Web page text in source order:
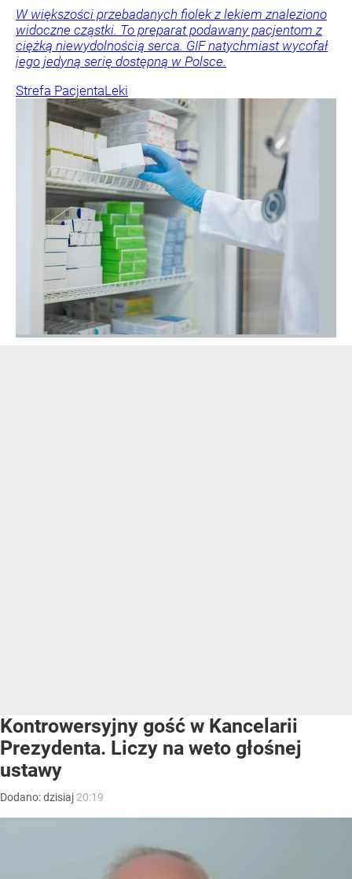
W większości przebadanych fiolek z lekiem znaleziono
widoczne cząstki. To preparat podawany pacjentom z
ciężką niewydolnością serca. GIF natychmiast wycofał
jego jedyną serię dostępną w Polsce.
Strefa PacjentaLeki
Kontrowersyjny gość w Kancelarii
Prezydenta. Liczy na weto głośnej
ustawy
Dodano:dzisiaj 20:19